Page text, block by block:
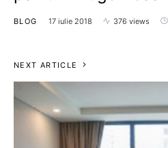
BLOG 17 iulie 2018 376 views
NEXT ARTICLE